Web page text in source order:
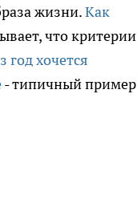
жизни.Как
что критерии
год хочется
- типичный пример